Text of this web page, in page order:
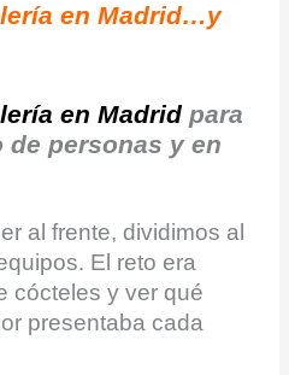
en Madrid…y
en Madrid para
personas y en
al frente, dividimos al
El reto era
cócteles y ver qué
presentaba cada